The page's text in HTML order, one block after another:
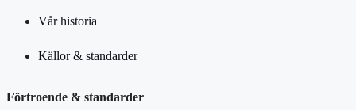
Vår historia
Källor & standarder
Förtroende & standarder